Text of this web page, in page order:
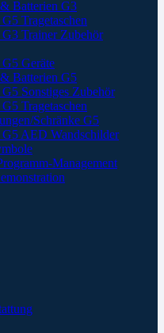
Batterien G3
Tragetaschen
Trainer Zubehör
Geräte
Batterien G5
Sonstiges Zubehör
Tragetaschen
Schränke G5
G5 AED Wandschilder
Management